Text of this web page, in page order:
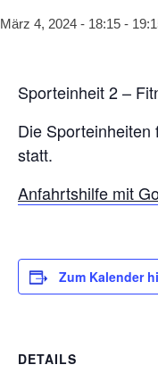
März 4, 2024 - 18:15 -
Sporteinheit 2 –
Die Sporteinheiten
statt.
Anfahrtshilfe mit
Zum Kalender
DETAILS